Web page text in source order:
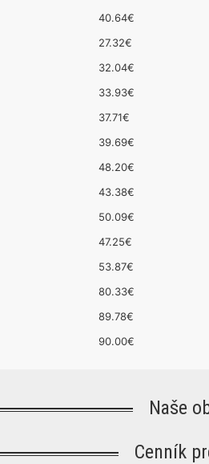
40.64€
27.32€
32.04€
33.93€
37.71€
39.69€
48.20€
43.38€
50.09€
47.25€
53.87€
80.33€
89.78€
90.00€
Naše
Cenník